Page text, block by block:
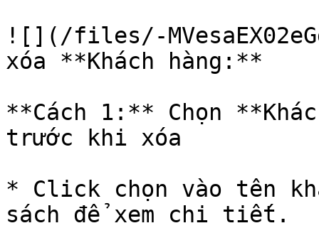
![](/files/-
xóa **Khách hàng:**
**Cách 1:** Chọn
trước khi xóa
* Click chọn vào tên
sách để xem chi tiết.